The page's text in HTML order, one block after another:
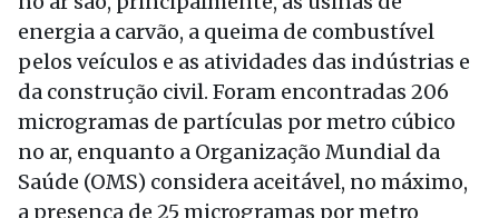
energia a carvão, a queima de combustível
pelos veículos e as atividades das indústrias e
da construção civil. Foram encontradas 206
microgramas de partículas por metro cúbico
no ar, enquanto a Organização Mundial da
Saúde (OMS) considera aceitável, no máximo,
a presença de 25 microgramas por metro